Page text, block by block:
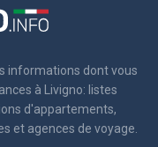
informations dont vous
à Livigno: listes
d'appartements,
et agences de voyage.